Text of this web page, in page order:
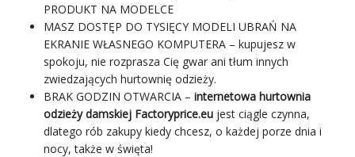
PRODUKT NA MODELCE
MASZ DOSTĘP DO TYSIĘCY MODELI UBRAŃ NA
EKRANIE WŁASNEGO KOMPUTERA – kupujesz w
spokoju, nie rozprasza Cię gwar ani tłum innych
zwiedzających hurtownię odzieży.
BRAK GODZIN OTWARCIA – internetowa hurtownia
odzieży damskiej Factoryprice.eu jest ciągle czynna,
dlatego rób zakupy kiedy chcesz, o każdej porze dnia i
nocy, także w święta!